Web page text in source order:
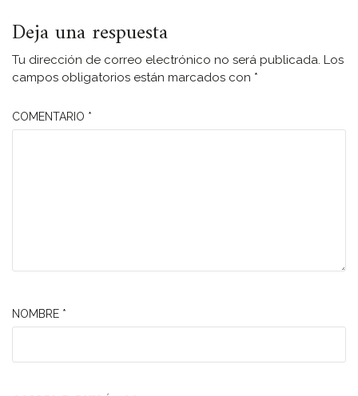
Deja una respuesta
Tu dirección de correo electrónico no será publicada. Los
campos obligatorios están marcados con *
COMENTARIO *
NOMBRE *